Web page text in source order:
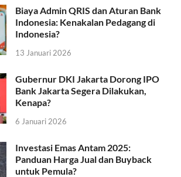
Biaya Admin QRIS dan Aturan Bank
Indonesia: Kenakalan Pedagang di
Indonesia?
13 Januari 2026
Gubernur DKI Jakarta Dorong IPO
Bank Jakarta Segera Dilakukan,
Kenapa?
6 Januari 2026
Investasi Emas Antam 2025:
Panduan Harga Jual dan Buyback
untuk Pemula?